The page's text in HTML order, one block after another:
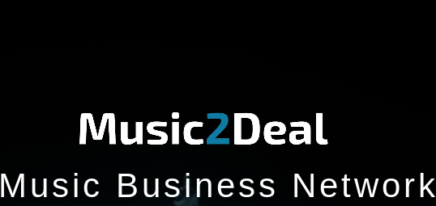
Music Business Network